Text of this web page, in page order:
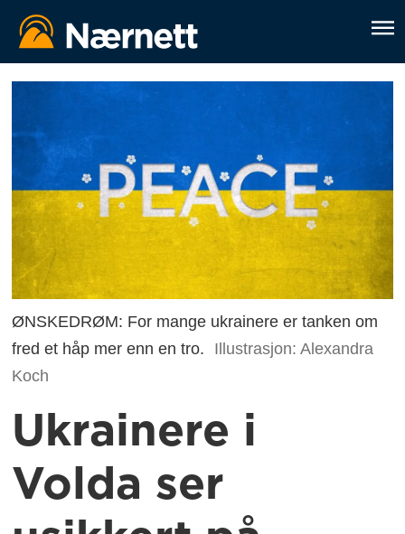
ØNSKEDRØM: For mange ukrainere er tanken om
fred et håp mer enn en tro.
Illustrasjon: Alexandra
Koch
Ukrainere i
Volda ser